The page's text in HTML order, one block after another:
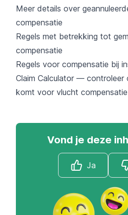
Meer details over
compensatie
Regels met betrekking tot
compensatie
Regels voor compensatie bij
Claim Calculator — controleer
komt voor vlucht compensatie
Vond je deze
Ja